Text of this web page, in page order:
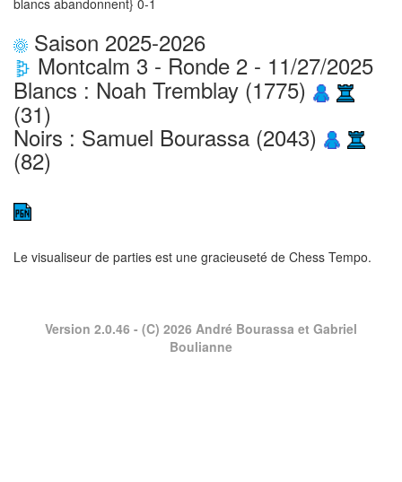
blancs abandonnent} 0-1
Saison 2025-2026
Montcalm 3 - Ronde 2 - 11/27/2025
Blancs : Noah Tremblay (1775)
(31)
Noirs : Samuel Bourassa (2043)
(82)
Le visualiseur de parties est une gracieuseté de Chess Tempo.
Version 2.0.46 - (C) 2026 André Bourassa et Gabriel
Boulianne